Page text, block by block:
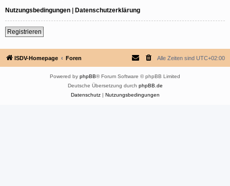
Nutzungsbedingungen | Datenschutzerklärung
Registrieren
ISDV-Homepage Foren Alle Zeiten sind UTC+02:00
Powered by phpBB® Forum Software © phpBB Limited
Deutsche Übersetzung durch phpBB.de
Datenschutz| Nutzungsbedingungen